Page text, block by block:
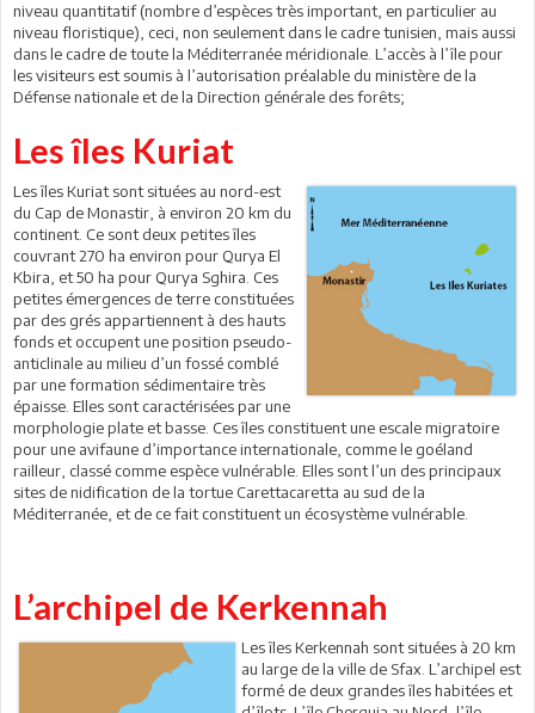
niveau quantitatif (nombre d’espèces très important, en particulier au
niveau floristique), ceci, non seulement dans le cadre tunisien, mais aussi
dans le cadre de toute la Méditerranée méridionale. L’accès à l’île pour
les visiteurs est soumis à l’autorisation préalable du ministère de la
Défense nationale et de la Direction générale des forêts;
Les îles Kuriat
Les îles Kuriat sont situées au nord-est
du Cap de Monastir, à environ 20 km du
continent. Ce sont deux petites îles
couvrant 270 ha environ pour Qurya El
Kbira, et 50 ha pour Qurya Sghira. Ces
petites émergences de terre constituées
par des grés appartiennent à des hauts
fonds et occupent une position pseudo-
anticlinale au milieu d’un fossé comblé
par une formation sédimentaire très
épaisse. Elles sont caractérisées par une
morphologie plate et basse. Ces îles constituent une escale migratoire
pour une avifaune d’importance internationale, comme le goéland
railleur, classé comme espèce vulnérable. Elles sont l’un des principaux
sites de nidification de la tortue Carettacaretta au sud de la
Méditerranée, et de ce fait constituent un écosystème vulnérable.
L’archipel de Kerkennah
Les îles Kerkennah sont situées à 20 km
au large de la ville de Sfax. L’archipel est
formé de deux grandes îles habitées et